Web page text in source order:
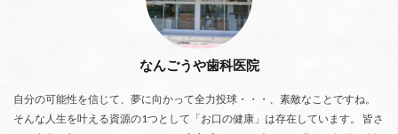
なんごうや歯科医院
自分の可能性を信じて、夢に向かって全力投球・・・、素敵なことですね。
そんな人生を叶える資源の1つとして「お口の健康」は存在しています。 皆さ